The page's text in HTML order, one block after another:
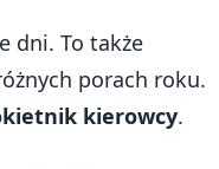
dni. To także
porach roku.
kierowcy.